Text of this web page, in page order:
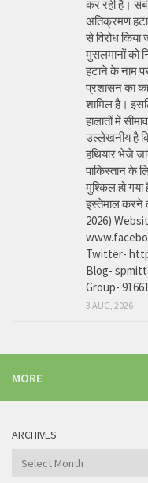
कर रही है।
अतिक्रमण
से विरोध
मुसलमानों को
हटाने के नाम पर
प्रशासन का
शामिल है।
हालातों में
उल्लेखनीय है
हथियार भेजे
पाकिस्तान के
मुश्किल हो
इस्तेमाल करने
2026)
Twitter-
Blog-
Group-
3 AUG, 2026
MORE
ARCHIVES
Archives